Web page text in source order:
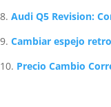
Audi Q5 Revision:
Cambiar espejo
Precio Cambio